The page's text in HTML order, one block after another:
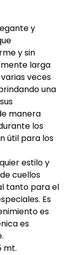
y
y sin
larga
veces
una
manera
los
útil para los
estilo y
cuellos
tanto para el
Es
es
es
mt.